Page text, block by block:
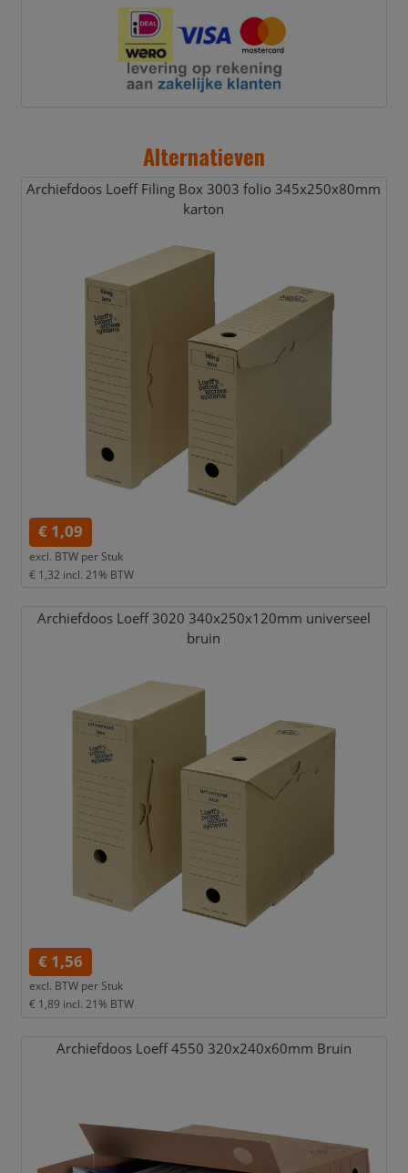
Alternatieven
Archiefdoos Loeff Filing Box 3003 folio 345x250x80mm
karton
€ 1,09
excl. BTW per Stuk
€ 1,32 incl. 21% BTW
Archiefdoos Loeff 3020 340x250x120mm universeel
bruin
€ 1,56
excl. BTW per Stuk
€ 1,89 incl. 21% BTW
Archiefdoos Loeff 4550 320x240x60mm Bruin